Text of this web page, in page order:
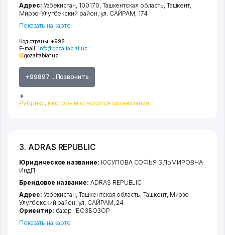
Код страны: +998
E-mail: info@gozaltabiat.uz
gozaltabiat.uz
+99897 ...Позвонить
Рубрики, к которым относится организация
Адрес: Узбекистан, 100170, Ташкентская область, Ташкент,
Мирзо-Улугбекский район, ул. САЙРАМ, 174
Показать на карте
3. ADRAS REPUBLIC
Юридическое название: ЮСУПОВА СОФЬЯ ЭЛЬМИРОВНА
ИндП
Брендовое название: ADRAS REPUBLIC
Адрес: Узбекистан,Ташкентская область,Ташкент, Мирзо-
Улугбекский район,ул. САЙРАМ, 24
Ориентир: базар "БОЗБОЗОР
Показать на карте